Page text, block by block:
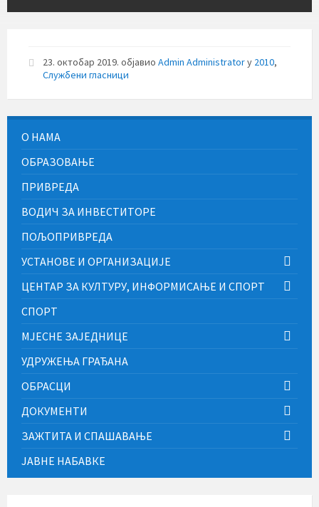
23. октобар 2019. објавио Admin Administratorу 2010,
Службени гласници
О НАМА
ОБРАЗОВАЊЕ
ПРИВРЕДА
ВОДИЧ ЗА ИНВЕСТИТОРЕ
ПОЉОПРИВРЕДА
УСТАНОВЕ И ОРГАНИЗАЦИЈЕ
ЦЕНТАР ЗА КУЛТУРУ, ИНФОРМИСАЊЕ И СПОРТ
СПОРТ
МЈЕСНЕ ЗАЈЕДНИЦЕ
УДРУЖЕЊА ГРАЂАНА
ОБРАСЦИ
ДОКУМЕНТИ
ЗАЖТИТА И СПАШАВАЊЕ
ЈАВНЕ НАБАВКЕ